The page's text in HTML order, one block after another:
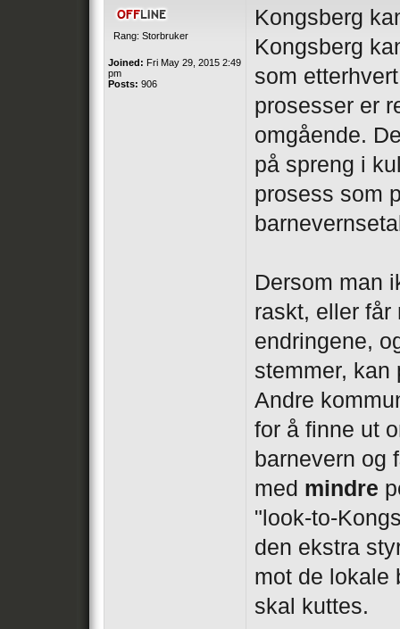
Rang: Storbruker
Joined: Fri May 29, 2015 2:49
pm
Posts: 906
Kongsberg
Kongsberg
som
prosesser er
omgående.
på spreng i
prosess som
Dersom man
raskt, eller får
endringene,
stemmer, kan
Andre
for å finne ut
barnevern og
med mindre
"look-to-
den ekstra
mot de lokale
skal kuttes.